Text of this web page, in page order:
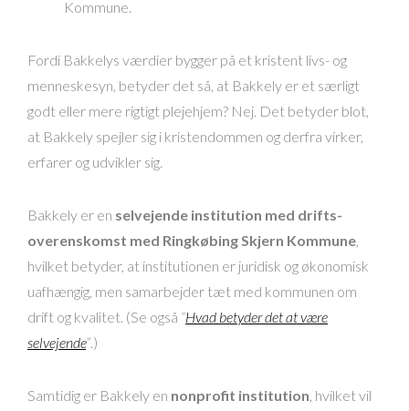
Kommune.
Fordi Bakkelys værdier bygger på et kristent livs- og
menneskesyn, betyder det så, at Bakkely er et særligt
godt eller mere rigtigt plejehjem? Nej. Det betyder blot,
at Bakkely spejler sig i kristendommen og derfra virker,
erfarer og udvikler sig.
Bakkely er en selvejende institution med drifts­
overenskomst med Ringkøbing Skjern Kommune,
hvilket betyder, at institutionen er juridisk og økonomisk
uafhængig, men samarbejder tæt med kommunen om
drift og kvalitet. (Se også “Hvad betyder det at være
selvejende”.)
Samtidig er Bakkely en nonprofit institution, hvilket vil